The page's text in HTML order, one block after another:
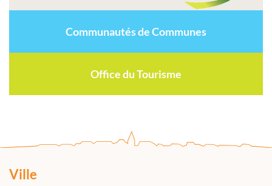
Communautés de Communes
Office du Tourisme
Ville